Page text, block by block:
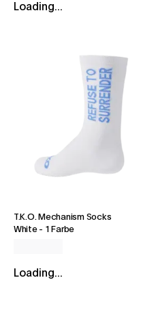
Loading...
T.K.O. Mechanism Socks
White- 1 Farbe
Loading...